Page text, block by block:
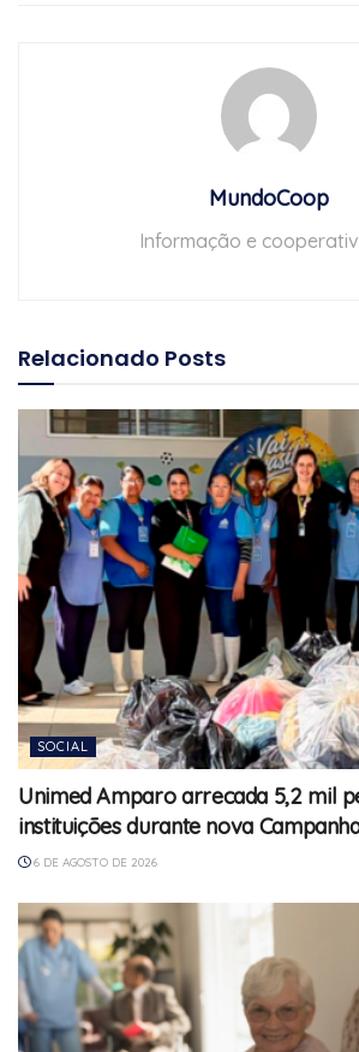
MundoCoop
Informação e
Relacionado Posts
SOCIAL
Unimed Amparo arrecada 5,2 mil
instituições durante nova
6 DE AGOSTO DE 2026